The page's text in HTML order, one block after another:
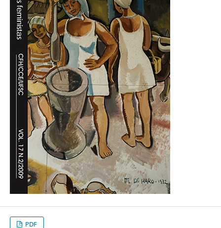
PDF